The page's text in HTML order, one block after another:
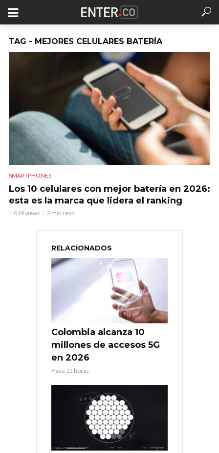
TAG - MEJORES CELULARES BATERÍA
SMARTPHONES
Los 10 celulares con mejor batería en 2026:
esta es la marca que lidera el ranking
1.019 views 3 min read
RELACIONADOS
Colombia alcanza 10
millones de accesos 5G
en 2026
Hace 15 horas